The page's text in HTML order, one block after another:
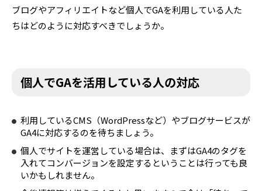
ブログやアフィリエイトなど個人でGAを利用している人た
ちはどのように対応すべきでしょうか。
個人でGAを活用している人の対応
利用しているCMS（WordPressなど）やブログサービスが
GA4に対応するのを待ちましょう。
個人でサイトを運営している場合は、まずはGA4のタグを
入れてコンバージョンを設定するということは行っても良
いかもしれません。